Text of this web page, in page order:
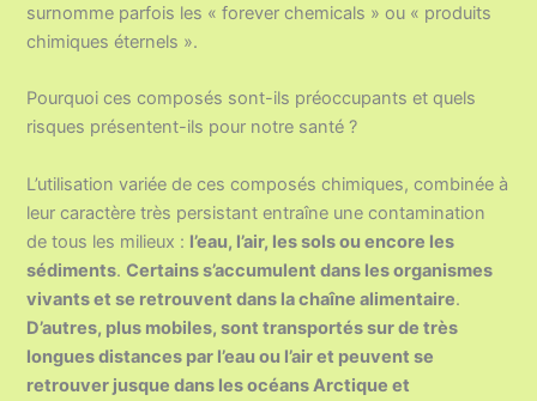
surnomme parfois les « forever chemicals » ou « produits
chimiques éternels ».
Pourquoi ces composés sont-ils préoccupants et quels
risques présentent-ils pour notre santé ?
L’utilisation variée de ces composés chimiques, combinée à
leur caractère très persistant entraîne une contamination
de tous les milieux : l’eau, l’air, les sols ou encore les
sédiments.Certains s’accumulent dans les organismes
vivants et se retrouvent dans la chaîne alimentaire.
D’autres, plus mobiles, sont transportés sur de très
longues distances par l’eau ou l’air et peuvent se
retrouver jusque dans les océans Arctique et